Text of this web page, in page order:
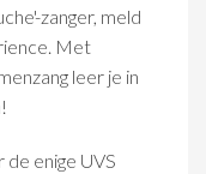
zanger, meld
Met
leer je in
enige UVS